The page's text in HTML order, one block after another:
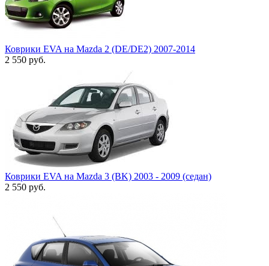
Коврики EVA на Mazda 2 (DE/DE2) 2007-2014
2 550 руб.
Коврики EVA на Mazda 3 (BK) 2003 - 2009 (седан)
2 550 руб.